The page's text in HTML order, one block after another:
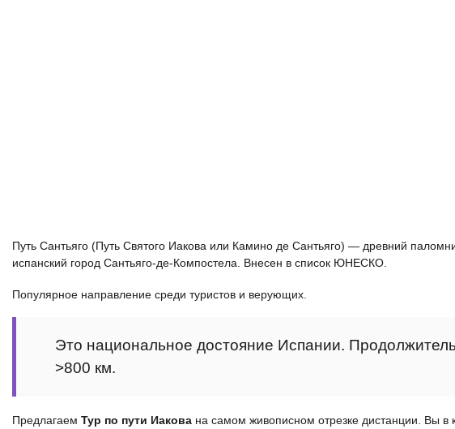
Путь Сантьяго (Путь Святого Иакова или Камино де Сантьяго) — древний
испанский город Сантьяго-де-Компостела. Внесен в список ЮНЕСКО.
Популярное направление среди туристов и верующих.
Это национальное достояние Испании.
>800 км.
Предлагаем Тур по пути Иакова на самом живописном отрезке дистанции. Вы в